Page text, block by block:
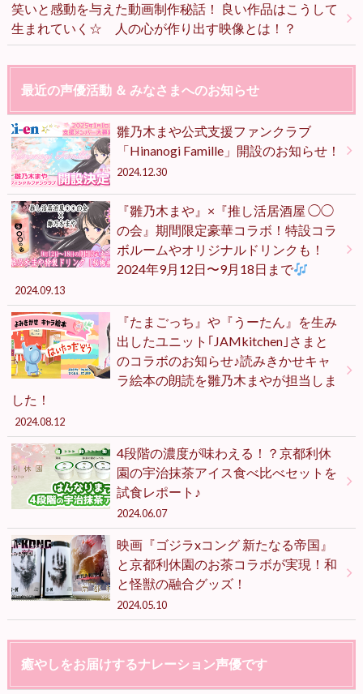
笑いと感動を与えた動画制作秘話！ 良い作品はこうして
生まれていく☆ 人の心が作り出す映像とは！？
最近の声優活動 ＆ みなさまへのお知らせ
雛乃木まや公式支援ファンクラブ
「Hinanogi Famille」開設のお知らせ！
2024.12.30
『雛乃木まや』×『推し活居酒屋 ◯◯
の会』期間限定豪華コラボ！特設コラ
ボルームやオリジナルドリンクも！
2024年9月12日〜9月18日まで
2024.09.13
『たまごっち』や『うーたん』を生み
出したユニット｢JAMkitchen｣さまと
のコラボのお知らせ♪読みきかせキャ
ラ絵本の朗読を雛乃木まやが担当しま
した！
2024.08.12
4段階の濃度が味わえる！？京都利休
園の宇治抹茶アイス食べ比べセットを
試食レポート♪
2024.06.07
映画『ゴジラxコング 新たなる帝国』
と京都利休園のお茶コラボが実現！和
と怪獣の融合グッズ！
2024.05.10
癒やしをお届けするナレーション声優です